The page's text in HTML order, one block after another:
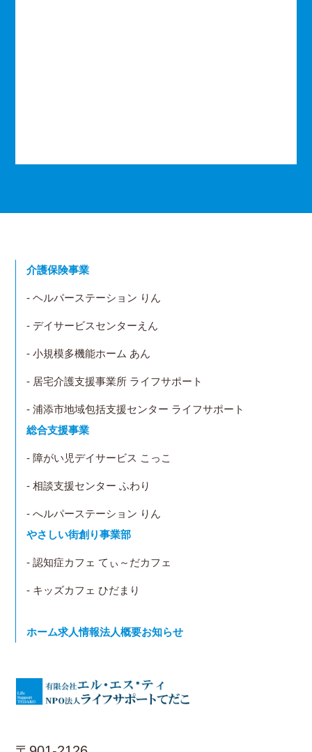
介護保険事業
- ヘルパーステーション りん
- デイサービスセンターえん
- 小規模多機能ホーム あん
- 居宅介護支援事業所 ライフサポート
- 浦添市地域包括支援センター ライフサポート
総合支援事業
- 障がい児デイサービス こっこ
- 相談支援センター ふわり
- へルパーステーション りん
やさしい街創り事業部
- 認知症カフェ てぃ～だカフェ
- キッズカフェ ひだまり
ホーム求人情報法人概要お知らせ